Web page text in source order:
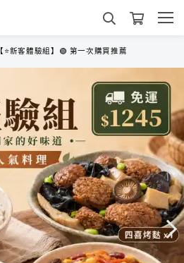
【⭐新客體驗組】🟢 第一次購買推薦